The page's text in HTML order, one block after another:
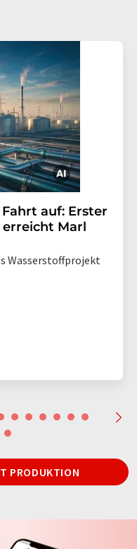
auf: Erster
erreicht Marl
Wasserstoffprojekt
PRODUKTION